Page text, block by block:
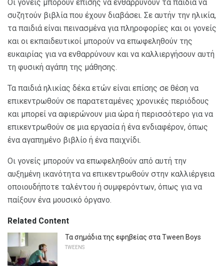
Οι γονείς μπορούν επίσης να ενθαρρύνουν τα παιδιά να
συζητούν βιβλία που έχουν διαβάσει. Σε αυτήν την ηλικία,
τα παιδιά είναι πεινασμένα για πληροφορίες και οι γονείς
και οι εκπαιδευτικοί μπορούν να επωφεληθούν της
ευκαιρίας για να ενθαρρύνουν και να καλλιεργήσουν αυτή
τη φυσική αγάπη της μάθησης.
Τα παιδιά ηλικίας δέκα ετών είναι επίσης σε θέση να
επικεντρωθούν σε παρατεταμένες χρονικές περιόδους
και μπορεί να αφιερώνουν μια ώρα ή περισσότερο για να
επικεντρωθούν σε μια εργασία ή ένα ενδιαφέρον, όπως
ένα αγαπημένο βιβλίο ή ένα παιχνίδι.
Οι γονείς μπορούν να επωφεληθούν από αυτή την
αυξημένη ικανότητα να επικεντρωθούν στην καλλιέργεια
οποιουδήποτε ταλέντου ή συμφερόντων, όπως για να
παίξουν ένα μουσικό όργανο.
Related Content
Τα σημάδια της εφηβείας στα Tween Boys
TWEENS